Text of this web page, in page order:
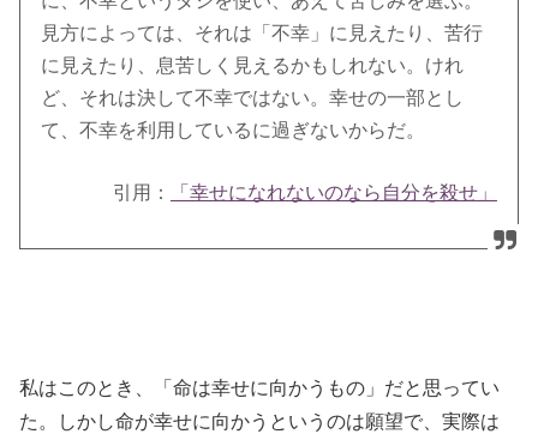
見方によっては、それは「不幸」に見えたり、苦行
に見えたり、息苦しく見えるかもしれない。けれ
ど、それは決して不幸ではない。幸せの一部とし
て、不幸を利用しているに過ぎないからだ。
引用： 「幸せになれないのなら自分を殺せ」
私はこのとき、「命は幸せに向かうもの」だと思ってい
た。しかし命が幸せに向かうというのは願望で、実際は